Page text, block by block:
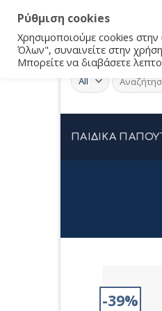
Αναζήτηση
για:
ΠΑΙΔΙΚΑ
-39%
Ρύθμιση cookies
Χρησιμοποιούμε cookies
Όλων", συναινείτε στην
Μπορείτε να διαβάσετε